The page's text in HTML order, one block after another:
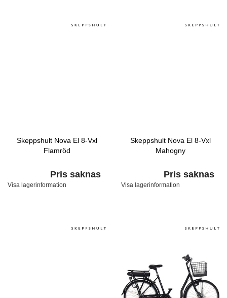
Skeppshult Nova El 8-Vxl
Flamröd
Pris saknas
Visa lagerinformation
Skeppshult Nova El 8-Vxl
Mahogny
Pris saknas
Visa lagerinformation